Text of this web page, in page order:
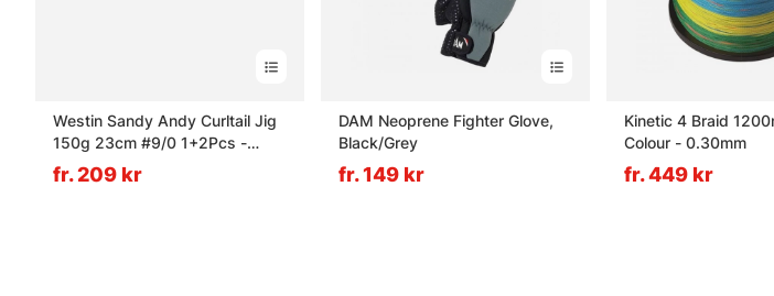
Westin Sandy Andy Curltail Jig
150g 23cm #9/0 1+2Pcs -
Headlight
fr. 209 kr
DAM Neoprene Fighter Glove,
Black/Grey
fr. 149 kr
Kinetic 4 Braid
Colour - 0.30mm
fr. 449 kr